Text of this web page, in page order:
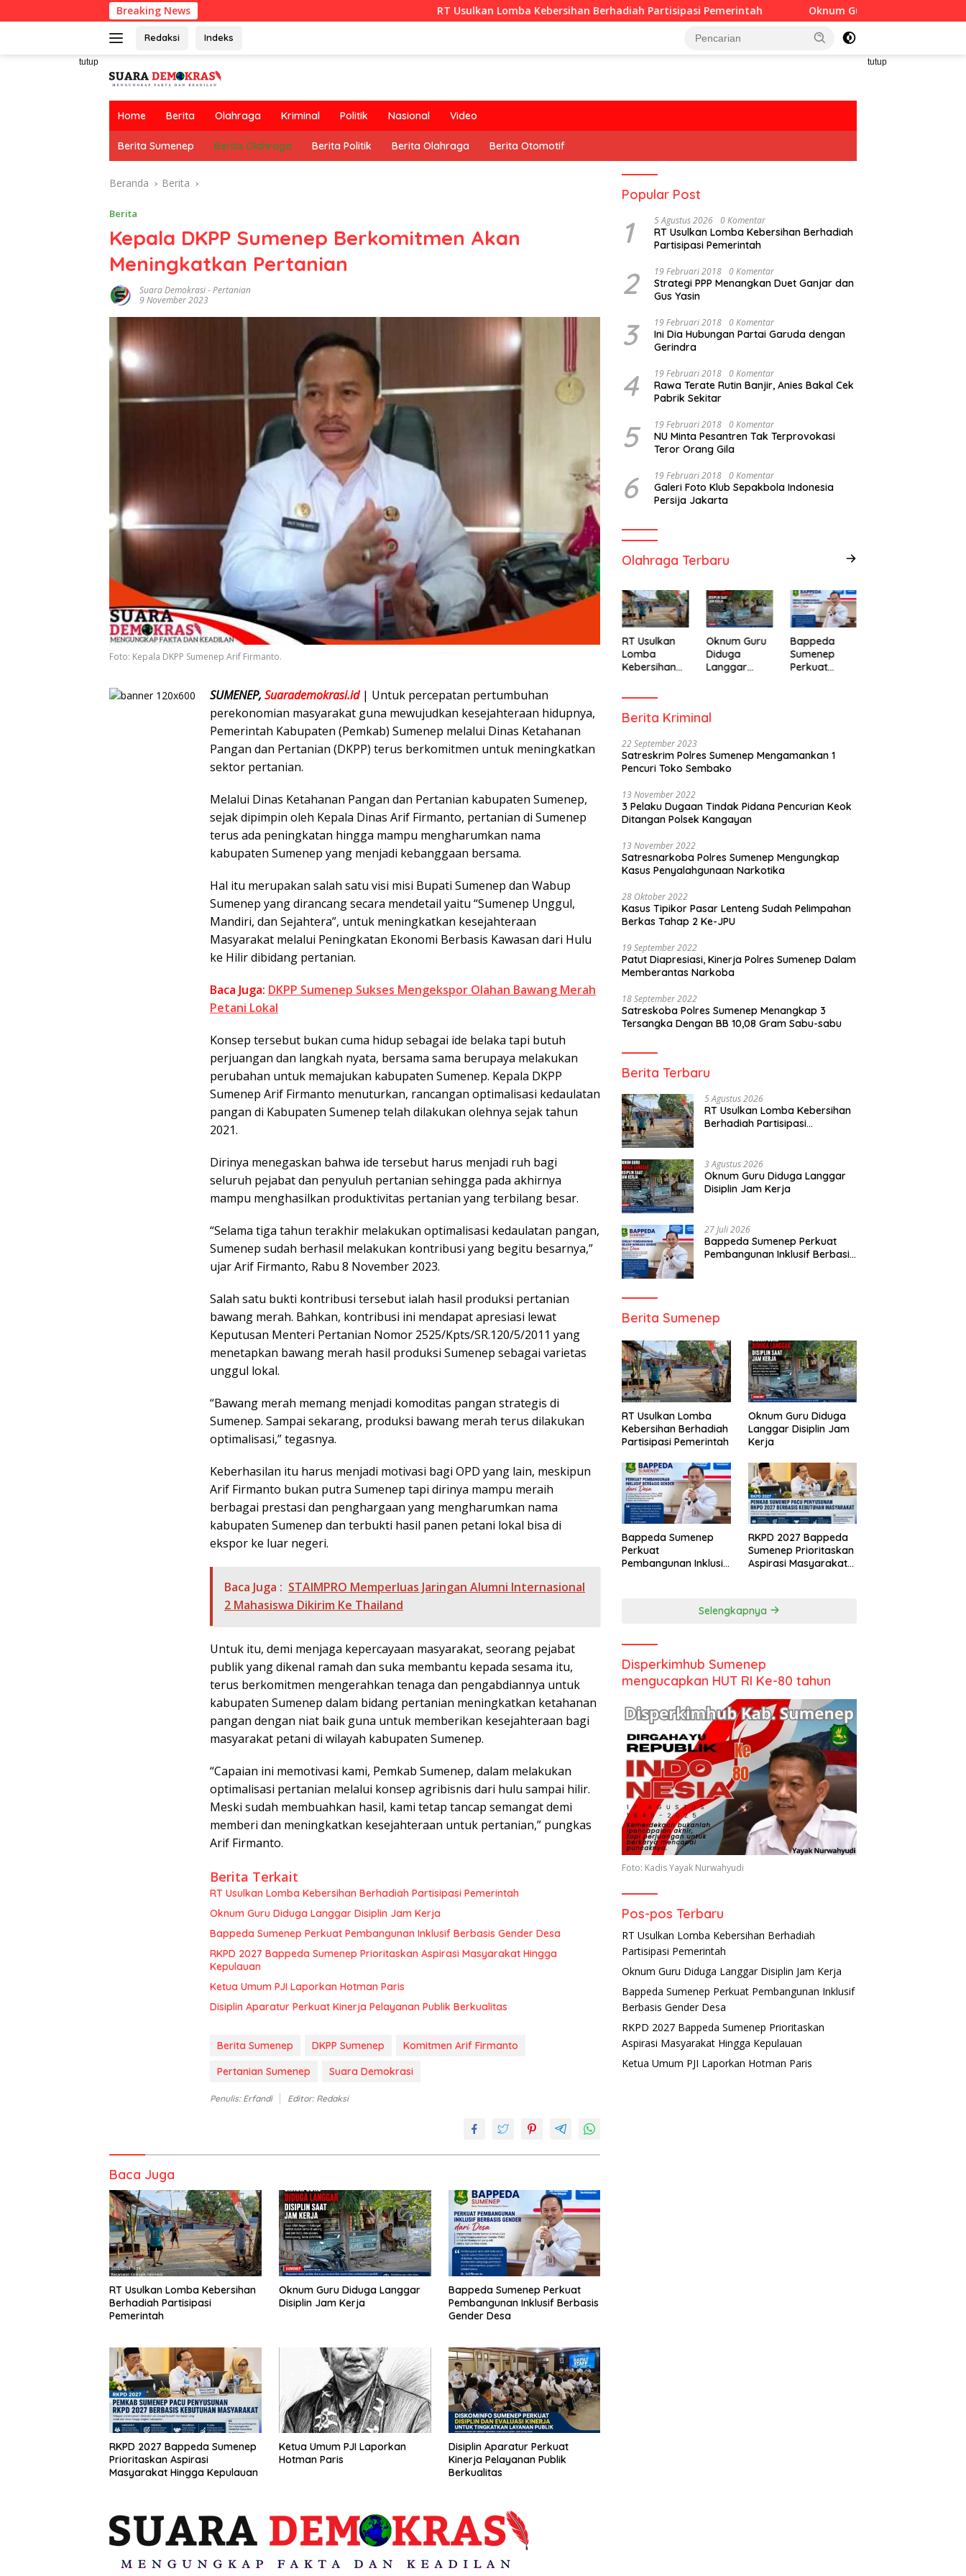
ke
Breaking News RT Usulkan Lomba Kebersihan Berhadiah Partisipasi Pemerintah Oknum Guru Diduga Langgar Disiplin Jam Kerja
Redaksi Indeks
tutup tutup
Home Berita Olahraga Kriminal Politik Nasional Video
Berita Sumenep Berita Olahraga Berita Politik Berita Olahraga Berita Otomotif
Beranda Berita
Berita
Kepala DKPP Sumenep Berkomitmen Akan
Meningkatkan Pertanian
Suara Demokrasi-Pertanian
9 November 2023
Foto: Kepala DKPP Sumenep Arif Firmanto.
SUMENEP, Suarademokrasi.id| Untuk percepatan pertumbuhan
perekonomian masyarakat guna mewujudkan kesejahteraan hidupnya,
Pemerintah Kabupaten (Pemkab) Sumenep melalui Dinas Ketahanan
Pangan dan Pertanian (DKPP) terus berkomitmen untuk meningkatkan
sektor pertanian.
Melalui Dinas Ketahanan Pangan dan Pertanian kabupaten Sumenep,
sejak dipimpin oleh Kepala Dinas Arif Firmanto, pertanian di Sumenep
terus ada peningkatan hingga mampu mengharumkan nama
kabupaten Sumenep yang menjadi kebanggaan bersama.
Hal itu merupakan salah satu visi misi Bupati Sumenep dan Wabup
Sumenep yang dirancang secara mendetail yaitu “Sumenep Unggul,
Mandiri, dan Sejahtera”, untuk meningkatkan kesejahteraan
Masyarakat melalui Peningkatan Ekonomi Berbasis Kawasan dari Hulu
ke Hilir dibidang pertanian.
Baca Juga: DKPP Sumenep Sukses Mengekspor Olahan Bawang Merah
Petani Lokal
Konsep tersebut bukan cuma hidup sebagai ide belaka tapi butuh
perjuangan dan langkah nyata, bersama sama berupaya melakukan
perubahan untuk memajukan kabupaten Sumenep. Kepala DKPP
Sumenep Arif Firmanto menuturkan, rancangan optimalisasi kedaulatan
pangan di Kabupaten Sumenep telah dilakukan olehnya sejak tahun
2021.
Dirinya menegaskan bahwa ide tersebut harus menjadi ruh bagi
seluruh pejabat dan penyuluh pertanian sehingga pada akhirnya
mampu menghasilkan produktivitas pertanian yang terbilang besar.
“Selama tiga tahun terakhir melakukan optimalisasi kedaulatan pangan,
Sumenep sudah berhasil melakukan kontribusi yang begitu besarnya,”
ujar Arif Firmanto, Rabu 8 November 2023.
Salah satu bukti kontribusi tersebut ialah hasil produksi pertanian
bawang merah. Bahkan, kontribusi ini mendapat apresiasi lewat
Keputusan Menteri Pertanian Nomor 2525/Kpts/SR.120/5/2011 yang
menetapkan bawang merah hasil produksi Sumenep sebagai varietas
unggul lokal.
“Bawang merah memang menjadi komoditas pangan strategis di
Sumenep. Sampai sekarang, produksi bawang merah terus dilakukan
optimalisasi,” tegasnya.
Keberhasilan itu harus menjadi motivasi bagi OPD yang lain, meskipun
Arif Firmanto bukan putra Sumenep tapi dirinya mampu meraih
berbagai prestasi dan penghargaan yang mengharumkan nama
kabupaten Sumenep dan terbukti hasil panen petani lokal bisa di
ekspor ke luar negeri.
Baca Juga : STAIMPRO Memperluas Jaringan Alumni Internasional
2 Mahasiswa Dikirim Ke Thailand
Untuk itu, demi menjaga kepercayaan masyarakat, seorang pejabat
publik yang dikenal ramah dan suka membantu kepada sesama itu,
terus berkomitmen mengerahkan tenaga dan pengabdiannya untuk
kabupaten Sumenep dalam bidang pertanian meningkatkan ketahanan
pangan dengan niat baik guna untuk memberikan kesejahteraan bagi
masyarakat petani di wilayah kabupaten Sumenep.
“Capaian ini memotivasi kami, Pemkab Sumenep, dalam melakukan
optimalisasi pertanian melalui konsep agribisnis dari hulu sampai hilir.
Meski sudah membuahkan hasil, kami tetap tancap semangat demi
memberi dan meningkatkan kesejahteraan untuk pertanian,” pungkas
Arif Firmanto.
Berita Terkait
RT Usulkan Lomba Kebersihan Berhadiah Partisipasi Pemerintah
Oknum Guru Diduga Langgar Disiplin Jam Kerja
Bappeda Sumenep Perkuat Pembangunan Inklusif Berbasis Gender Desa
RKPD 2027 Bappeda Sumenep Prioritaskan Aspirasi Masyarakat Hingga
Kepulauan
Ketua Umum PJI Laporkan Hotman Paris
Disiplin Aparatur Perkuat Kinerja Pelayanan Publik Berkualitas
Berita Sumenep DKPP Sumenep
Komitmen Arif Firmanto
Pertanian Sumenep
Suara Demokrasi
Penulis: Erfandi Editor: Redaksi
Baca Juga
RT Usulkan Lomba Kebersihan
Berhadiah Partisipasi
Pemerintah
Oknum Guru Diduga Langgar
Disiplin Jam Kerja
Bappeda Sumenep Perkuat
Pembangunan Inklusif Berbasis
Gender Desa
RKPD 2027 Bappeda Sumenep
Prioritaskan Aspirasi
Masyarakat Hingga Kepulauan
Ketua Umum PJI Laporkan
Hotman Paris
Disiplin Aparatur Perkuat
Kinerja Pelayanan Publik
Berkualitas
Popular Post
1 5 Agustus 2026 0 Komentar
RT Usulkan Lomba Kebersihan Berhadiah
Partisipasi Pemerintah
2 19 Februari 2018 0 Komentar
Strategi PPP Menangkan Duet Ganjar dan
Gus Yasin
3 19 Februari 2018 0 Komentar
Ini Dia Hubungan Partai Garuda dengan
Gerindra
4 19 Februari 2018 0 Komentar
Rawa Terate Rutin Banjir, Anies Bakal Cek
Pabrik Sekitar
5 19 Februari 2018 0 Komentar
NU Minta Pesantren Tak Terprovokasi
Teror Orang Gila
6 19 Februari 2018 0 Komentar
Galeri Foto Klub Sepakbola Indonesia
Persija Jakarta
Olahraga Terbaru
RT Usulkan
Lomba
Kebersihan
Oknum Guru
Diduga
Langgar
Bappeda
Sumenep
Perkuat
Berita Kriminal
22 September 2023
Satreskrim Polres Sumenep Mengamankan 1
Pencuri Toko Sembako
13 November 2022
3 Pelaku Dugaan Tindak Pidana Pencurian Keok
Ditangan Polsek Kangayan
13 November 2022
Satresnarkoba Polres Sumenep Mengungkap
Kasus Penyalahgunaan Narkotika
28 Oktober 2022
Kasus Tipikor Pasar Lenteng Sudah Pelimpahan
Berkas Tahap 2 Ke-JPU
19 September 2022
Patut Diapresiasi, Kinerja Polres Sumenep Dalam
Memberantas Narkoba
18 September 2022
Satreskoba Polres Sumenep Menangkap 3
Tersangka Dengan BB 10,08 Gram Sabu-sabu
Berita Terbaru
5 Agustus 2026
RT Usulkan Lomba Kebersihan
Berhadiah Partisipasi
3 Agustus 2026
Oknum Guru Diduga Langgar
Disiplin Jam Kerja
27 Juli 2026
Bappeda Sumenep Perkuat
Pembangunan Inklusif Berbasis
Berita Sumenep
RT Usulkan Lomba
Kebersihan Berhadiah
Partisipasi Pemerintah
Oknum Guru Diduga
Langgar Disiplin Jam
Kerja
Bappeda Sumenep
Perkuat
Pembangunan Inklusif
RKPD 2027 Bappeda
Sumenep Prioritaskan
Aspirasi Masyarakat
Selengkapnya
Disperkimhub Sumenep
mengucapkan HUT RI Ke-80 tahun
Foto: Kadis Yayak Nurwahyudi
Pos-pos Terbaru
RT Usulkan Lomba Kebersihan Berhadiah
Partisipasi Pemerintah
Oknum Guru Diduga Langgar Disiplin Jam Kerja
Bappeda Sumenep Perkuat Pembangunan Inklusif
Berbasis Gender Desa
RKPD 2027 Bappeda Sumenep Prioritaskan
Aspirasi Masyarakat Hingga Kepulauan
Ketua Umum PJI Laporkan Hotman Paris